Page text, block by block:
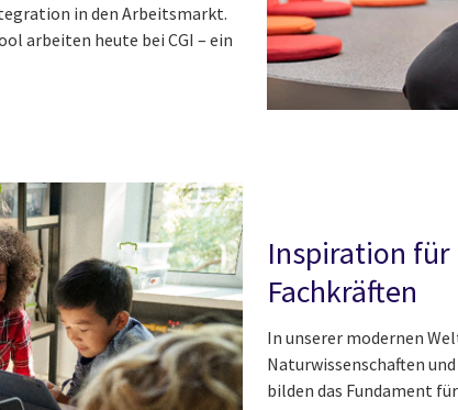
in den Arbeitsmarkt.
arbeiten heute bei CGI – ein
Inspiration für
Fachkräften
In unserer modernen
Naturwissenschaften
bilden das Fundament